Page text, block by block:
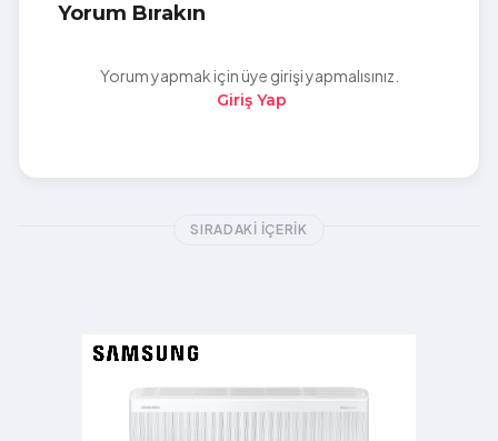
Yorum Bırakın
Yorum yapmak için üye girişi yapmalısınız.
Giriş Yap
SIRADAKI İÇERIK